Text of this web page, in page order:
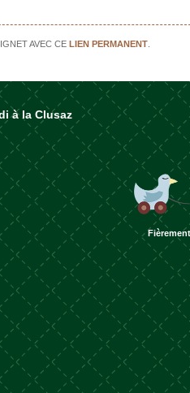
AVEC CELIEN PERMANENT
dans les articles
à la Clusaz